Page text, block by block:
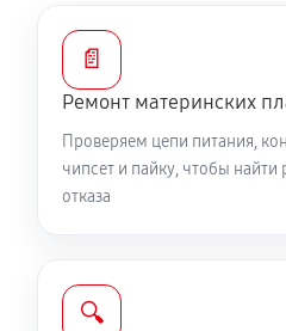
📄
Ремонт материнских
Проверяем цепи питания,
чипсет и пайку, чтобы
отказа
🔍